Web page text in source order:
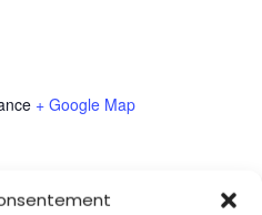
+ Google Map